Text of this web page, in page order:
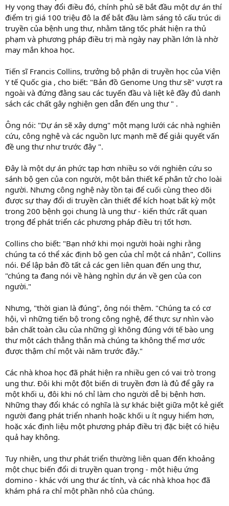
Hy vọng thay đổi điều đó, chính phủ sẽ bắt đầu một dự án thí
điểm trị giá 100 triệu đô la để bắt đầu làm sáng tỏ cấu trúc di
truyền của bệnh ung thư, nhằm tăng tốc phát hiện ra thủ
phạm và phương pháp điều trị mà ngày nay phần lớn là nhờ
may mắn khoa học.
Tiến sĩ Francis Collins, trưởng bộ phận di truyền học của Viện
Y tế Quốc gia , cho biết: "Bản đồ Genome Ung thư sẽ" vượt ra
ngoài và đứng đằng sau các tuyến đầu và liệt kê đầy đủ danh
sách các chất gây nghiện gen dẫn đến ung thư " .
Ông nói: "Dự án sẽ xây dựng" một mạng lưới các nhà nghiên
cứu, công nghệ và các nguồn lực mạnh mẽ để giải quyết vấn
đề ung thư như trước đây ".
Đây là một dự án phức tạp hơn nhiều so với nghiên cứu so
sánh bộ gen của con người, một bản thiết kế phân tử cho loài
người. Nhưng công nghệ này tồn tại để cuối cùng theo dõi
được sự thay đổi di truyền cần thiết để kích hoạt bất kỳ một
trong 200 bệnh gọi chung là ung thư - kiến thức rất quan
trọng để phát triển các phương pháp điều trị tốt hơn.
Collins cho biết: "Bạn nhớ khi mọi người hoài nghi rằng
chúng ta có thể xác định bộ gen của chỉ một cá nhân", Collins
nói. Để lập bản đồ tất cả các gen liên quan đến ung thư,
"chúng ta đang nói về hàng nghìn dự án về gen của con
người."
Nhưng, "thời gian là đúng", ông nói thêm. "Chúng ta có cơ
hội, vì những tiến bộ trong công nghệ, để thực sự nhìn vào
bản chất toàn cầu của những gì không đúng với tế bào ung
thư một cách thẳng thắn mà chúng ta không thể mơ ước
được thậm chí một vài năm trước đây."
Các nhà khoa học đã phát hiện ra nhiều gen có vai trò trong
ung thư. Đôi khi một đột biến di truyền đơn là đủ để gây ra
một khối u, đôi khi nó chỉ làm cho người dễ bị bệnh hơn.
Những thay đổi khác có nghĩa là sự khác biệt giữa một kẻ giết
người đang phát triển nhanh hoặc khối u ít nguy hiểm hơn,
hoặc xác định liệu một phương pháp điều trị đặc biệt có hiệu
quả hay không.
Tuy nhiên, ung thư phát triển thường liên quan đến khoảng
một chục biến đổi di truyền quan trọng - một hiệu ứng
domino - khác với ung thư ác tính, và các nhà khoa học đã
khám phá ra chỉ một phần nhỏ của chúng.